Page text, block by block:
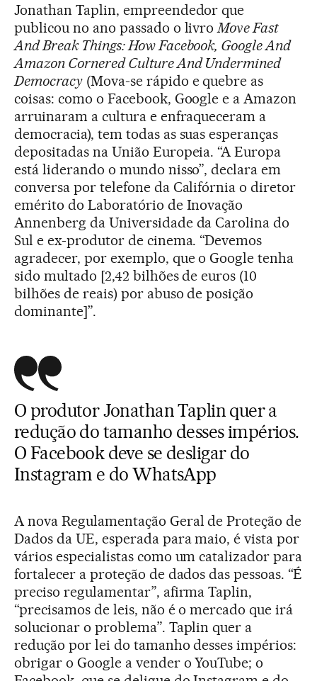
Jonathan Taplin, empreendedor que
publicou no ano passado o livro Move Fast
And Break Things: How Facebook, Google And
Amazon Cornered Culture And Undermined
Democracy(Mova-se rápido e quebre as
coisas: como o Facebook, Google e a Amazon
arruinaram a cultura e enfraqueceram a
democracia), tem todas as suas esperanças
depositadas na União Europeia. “A Europa
está liderando o mundo nisso”, declara em
conversa por telefone da Califórnia o diretor
emérito do Laboratório de Inovação
Annenberg da Universidade da Carolina do
Sul e ex-produtor de cinema. “Devemos
agradecer, por exemplo, que o Google tenha
sido multado [2,42 bilhões de euros (10
bilhões de reais) por abuso de posição
dominante]”.
O produtor Jonathan Taplin quer a
redução do tamanho desses impérios.
O Facebook deve se desligar do
Instagram e do WhatsApp
A nova Regulamentação Geral de Proteção de
Dados da UE, esperada para maio, é vista por
vários especialistas como um catalizador para
fortalecer a proteção de dados das pessoas. “É
preciso regulamentar”, afirma Taplin,
“precisamos de leis, não é o mercado que irá
solucionar o problema”. Taplin quer a
redução por lei do tamanho desses impérios:
obrigar o Google a vender o YouTube; o